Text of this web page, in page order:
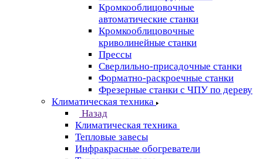
Кромкооблицовочные
автоматические станки
Кромкооблицовочные
криволинейные станки
Прессы
Сверлильно-присадочные станки
Форматно-раскроечные станки
Фрезерные станки с ЧПУ по дереву
Климатическая техника
Назад
Климатическая техника
Тепловые завесы
Инфракрасные обогреватели